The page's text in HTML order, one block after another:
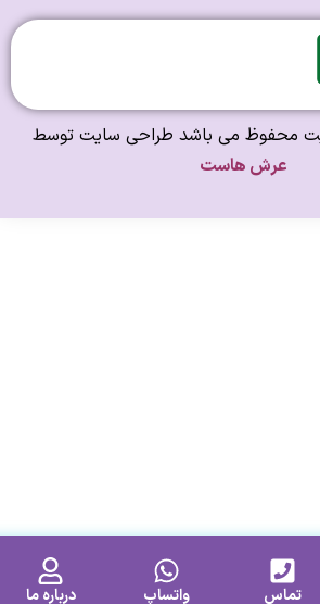
می باشد طراحی سایت توسط
هاست
درباره ما